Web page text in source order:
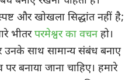
और खोखला सिद्धांत नहीं है;
भीतरपरमेश्वर का वचनहो।
उनके साथ सामान्य संबंध बनाए
बनाया जाना चाहिए। हमारे